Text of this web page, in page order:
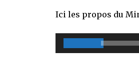
Ici les propos du
Lecteur
audio